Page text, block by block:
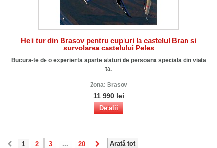
Heli tur din Brasov pentru cupluri la castelul Bran si
survolarea castelului Peles
Bucura-te de o experienta aparte alaturi de persoana speciala din viata
ta.
Zona: Brasov
11 990 lei
Detalii
Arată tot
1 2 3 ... 20